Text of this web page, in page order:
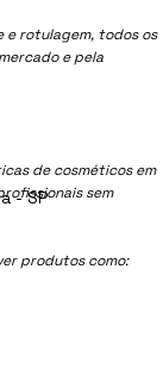
e rotulagem, todos os
e pela
de cosméticos em
sem
produtos como:
- SP